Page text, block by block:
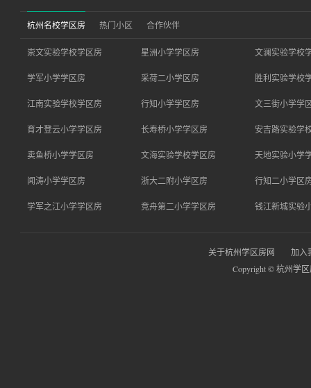
杭州名校学区房 热门小区 合作伙伴
崇文实验学校学区房 星洲小学学区房 文澜实验学校
学军小学学区房 采荷二小学区房 胜利实验学校
江南实验学校学区房 行知小学学区房 文三街小学学
育才登云小学学区房 长寿桥小学学区房 安吉路实验学
卖鱼桥小学学区房 文海实验学校学区房 天地实验小学
闻涛小学学区房 浙大二附小学区房 行知二小学区
学军之江小学学区房 竞舟第二小学学区房 钱江新城实验
关于杭州学区房网
加入
Copyright © 杭州学